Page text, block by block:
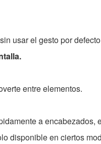
usar el gesto por defecto
entre elementos.
a
disponible en ciertos